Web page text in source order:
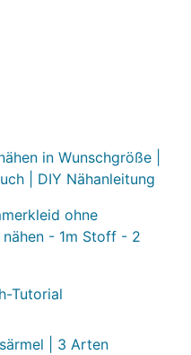
in Wunschgröße |
| DIY Nähanleitung
ohne
- 1m Stoff - 2
Tutorial
| 3 Arten